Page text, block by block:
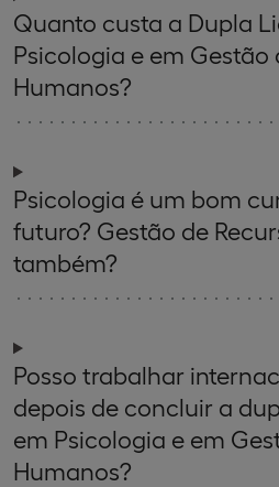
Quanto custa a Dupla
Psicologia e em Gestão
Humanos?
Psicologia é um bom
futuro? Gestão de
também?
Posso trabalhar
depois de concluir a
em Psicologia e em
Humanos?